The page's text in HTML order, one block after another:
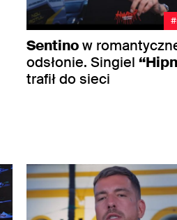
Sentinow
odsłonie. Singiel
trafił do sieci